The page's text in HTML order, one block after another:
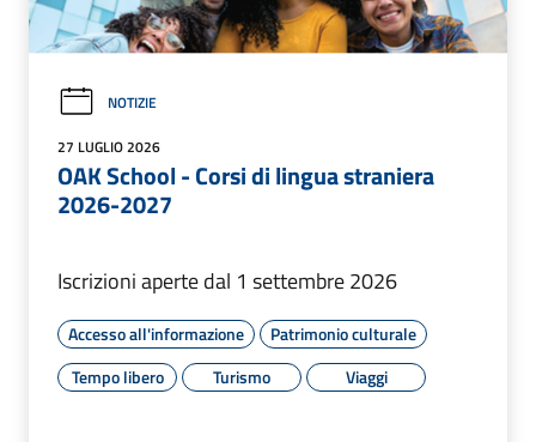
NOTIZIE
27 LUGLIO 2026
OAK School - Corsi di lingua straniera
2026-2027
Iscrizioni aperte dal 1 settembre 2026
Accesso all'informazione
Patrimonio culturale
Tempo libero
Turismo Viaggi